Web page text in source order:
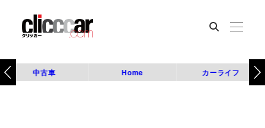
中古車 Home カーライフ